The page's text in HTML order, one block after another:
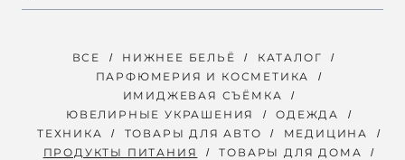
ВСЕ НИЖНЕЕ БЕЛЬЁ
КАТАЛОГ
ПАРФЮМЕРИЯ И КОСМЕТИКА
ИМИДЖЕВАЯ СЪЁМКА
ЮВЕЛИРНЫЕ УКРАШЕНИЯ
ОДЕЖДА
ТЕХНИКА
ТОВАРЫ ДЛЯ АВТО
МЕДИЦИНА
ПРОДУКТЫ ПИТАНИЯ
ТОВАРЫ ДЛЯ ДОМА